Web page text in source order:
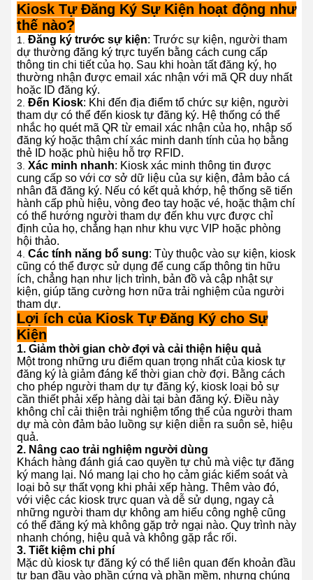
Kiosk Tự Đăng Ký Sự Kiện hoạt động như
thế nào?
Đăng ký trước sự kiện: Trước sự kiện, người tham
dự thường đăng ký trực tuyến bằng cách cung cấp
thông tin chi tiết của họ. Sau khi hoàn tất đăng ký, họ
thường nhận được email xác nhận với mã QR duy nhất
hoặc ID đăng ký.
Đến Kiosk: Khi đến địa điểm tổ chức sự kiện, người
tham dự có thể đến kiosk tự đăng ký. Hệ thống có thể
nhắc họ quét mã QR từ email xác nhận của họ, nhập số
đăng ký hoặc thậm chí xác minh danh tính của họ bằng
thẻ ID hoặc phù hiệu hỗ trợ RFID.
Xác minh nhanh: Kiosk xác minh thông tin được
cung cấp so với cơ sở dữ liệu của sự kiện, đảm bảo cá
nhân đã đăng ký. Nếu có kết quả khớp, hệ thống sẽ tiến
hành cấp phù hiệu, vòng đeo tay hoặc vé, hoặc thậm chí
có thể hướng người tham dự đến khu vực được chỉ
định của họ, chẳng hạn như khu vực VIP hoặc phòng
hội thảo.
Các tính năng bổ sung: Tùy thuộc vào sự kiện, kiosk
cũng có thể được sử dụng để cung cấp thông tin hữu
ích, chẳng hạn như lịch trình, bản đồ và cập nhật sự
kiện, giúp tăng cường hơn nữa trải nghiệm của người
tham dự.
Lợi ích của Kiosk Tự Đăng Ký cho Sự
Kiện
1. Giảm thời gian chờ đợi và cải thiện hiệu quả
Một trong những ưu điểm quan trọng nhất của kiosk tự
đăng ký là giảm đáng kể thời gian chờ đợi. Bằng cách
cho phép người tham dự tự đăng ký, kiosk loại bỏ sự
cần thiết phải xếp hàng dài tại bàn đăng ký. Điều này
không chỉ cải thiện trải nghiệm tổng thể của người tham
dự mà còn đảm bảo luồng sự kiện diễn ra suôn sẻ, hiệu
quả.
2. Nâng cao trải nghiệm người dùng
Khách hàng đánh giá cao quyền tự chủ mà việc tự đăng
ký mang lại. Nó mang lại cho họ cảm giác kiểm soát và
loại bỏ sự thất vọng khi phải xếp hàng. Thêm vào đó,
với việc các kiosk trực quan và dễ sử dụng, ngay cả
những người tham dự không am hiểu công nghệ cũng
có thể đăng ký mà không gặp trở ngại nào. Quy trình này
nhanh chóng, hiệu quả và không gặp rắc rối.
3. Tiết kiệm chi phí
Mặc dù kiosk tự đăng ký có thể liên quan đến khoản đầu
tư ban đầu vào phần cứng và phần mềm, nhưng chúng